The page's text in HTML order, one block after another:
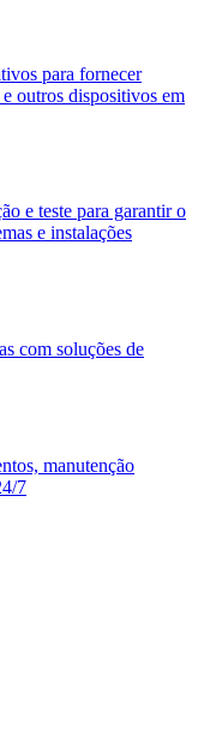
para fornecer
outros dispositivos em
e teste para garantir o
e instalações
com soluções de
manutenção
7